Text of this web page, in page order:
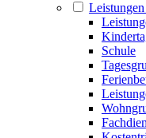
Schule